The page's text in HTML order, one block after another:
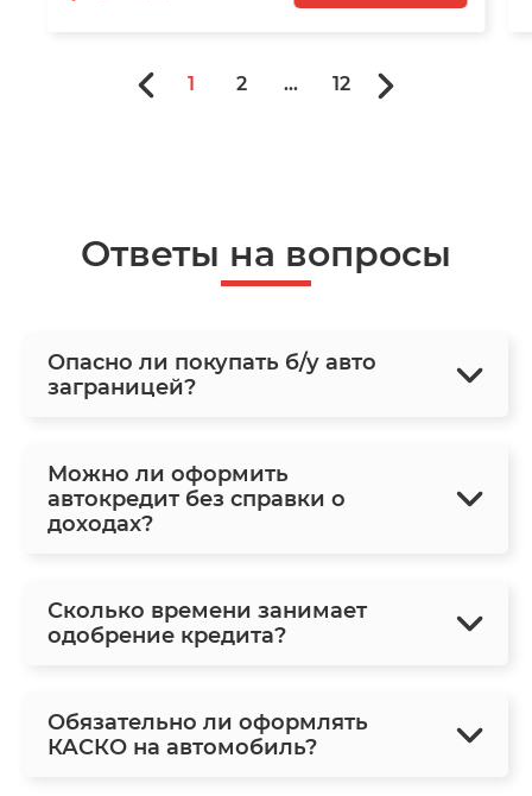
1 2 ... 12
Ответы на вопросы
Опасно ли покупать б/у авто
заграницей?
Можно ли оформить
автокредит без справки о
доходах?
Сколько времени занимает
одобрение кредита?
Обязательно ли оформлять
КАСКО на автомобиль?